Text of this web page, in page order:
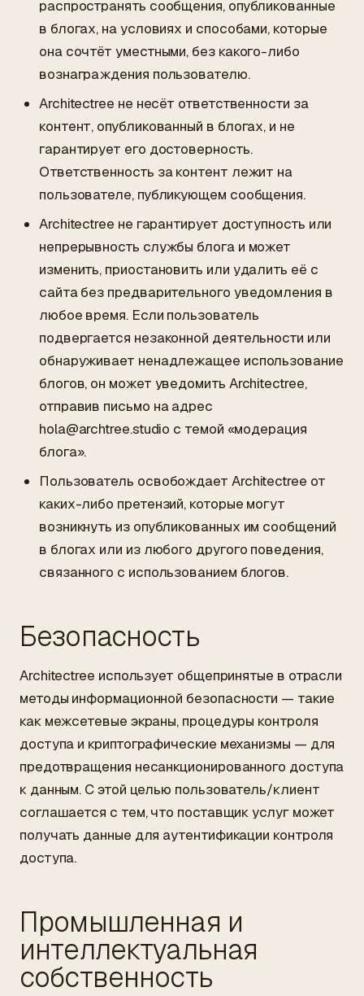
распространять сообщения, опубликованные
в блогах, на условиях и способами, которые
она сочтёт уместными, без какого-либо
вознаграждения пользователю.
Architectree не несёт ответственности за
контент, опубликованный в блогах, и не
гарантирует его достоверность.
Ответственность за контент лежит на
пользователе, публикующем сообщения.
Architectree не гарантирует доступность или
непрерывность службы блога и может
изменить, приостановить или удалить её с
сайта без предварительного уведомления в
любое время. Если пользователь
подвергается незаконной деятельности или
обнаруживает ненадлежащее использование
блогов, он может уведомить Architectree,
отправив письмо на адрес
hola@archtree.studio с темой «модерация
блога».
Пользователь освобождает Architectree от
каких-либо претензий, которые могут
возникнуть из опубликованных им сообщений
в блогах или из любого другого поведения,
связанного с использованием блогов.
Безопасность
Architectree использует общепринятые в отрасли
методы информационной безопасности — такие
как межсетевые экраны, процедуры контроля
доступа и криптографические механизмы — для
предотвращения несанкционированного доступа
к данным. С этой целью пользователь/клиент
соглашается с тем, что поставщик услуг может
получать данные для аутентификации контроля
доступа.
Промышленная и
интеллектуальная
собственность